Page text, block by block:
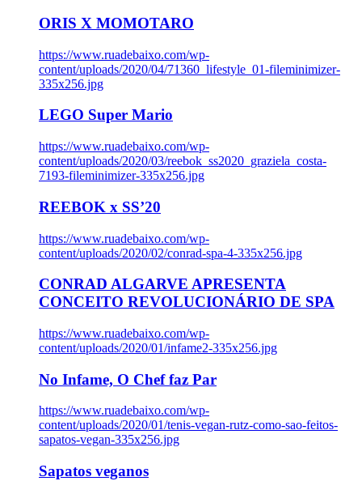
ORIS X MOMOTARO
https://www.ruadebaixo.com/wp-
content/uploads/2020/04/71360_lifestyle_01-fileminimizer-
335x256.jpg
LEGO Super Mario
https://www.ruadebaixo.com/wp-
content/uploads/2020/03/reebok_ss2020_graziela_costa-
7193-fileminimizer-335x256.jpg
REEBOK x SS’20
https://www.ruadebaixo.com/wp-
content/uploads/2020/02/conrad-spa-4-335x256.jpg
CONRAD ALGARVE APRESENTA
CONCEITO REVOLUCIONÁRIO DE SPA
https://www.ruadebaixo.com/wp-
content/uploads/2020/01/infame2-335x256.jpg
No Infame, O Chef faz Par
https://www.ruadebaixo.com/wp-
content/uploads/2020/01/tenis-vegan-rutz-como-sao-feitos-
sapatos-vegan-335x256.jpg
Sapatos veganos